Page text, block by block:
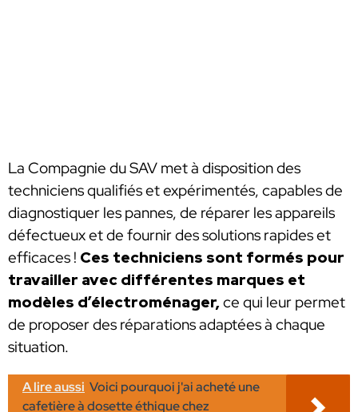
La Compagnie du SAV met à disposition des
techniciens qualifiés et expérimentés, capables de
diagnostiquer les pannes, de réparer les appareils
défectueux et de fournir des solutions rapides et
efficaces ! Ces techniciens sont formés pour
travailler avec différentes marques et
modèles d’électroménager,ce qui leur permet
de proposer des réparations adaptées à chaque
situation.
A lire aussi Voici pourquoi j'ai acheté une
cafetière à dosette éthique chez